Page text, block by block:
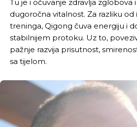
Tu je i očuvanje zdravlja zglobova
dugoročna vitalnost. Za razliku od
treninga, Qigong čuva energiju i
stabilnijem protoku. Uz to,
pažnje razvija prisutnost,
sa tijelom.